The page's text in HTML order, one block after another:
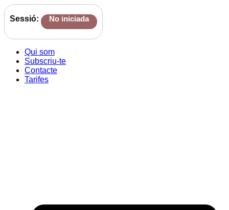
Sessió: No iniciada
Qui som
Subscriu-te
Contacte
Tarifes